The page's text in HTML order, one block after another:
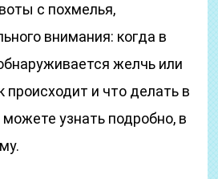
с похмелья,
внимания: когда в
желчь или
происходит и что делать в
узнать подробно, в